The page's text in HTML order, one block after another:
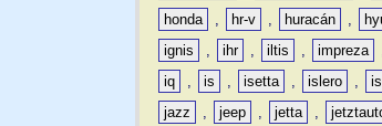
honda
, hr-v , huracán ,
ignis
, ihr , iltis , impreza
iq
, is , isetta , islero ,
jazz
, jeep , jetta ,